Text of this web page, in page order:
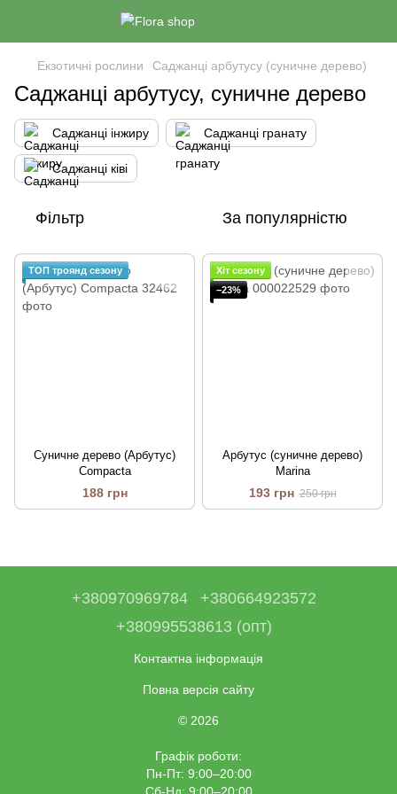
Екзотичні рослини Саджанці арбутусу (суничне дерево)
Саджанці арбутусу, суничне дерево
Саджанці інжиру Саджанці гранату
Саджанці ківі
Фільтр За популярністю
ТОП троянд сезону
Суничне дерево (Арбутус)
Compacta
188 грн
Хіт сезону
−23%
Арбутус (суничне дерево)
Marina
193 грн 250 грн
+380970969784
+380664923572
+380995538613 (опт)
Контактна інформація
Повна версія сайту
© 2026
Графік роботи:
Пн-Пт: 9:00–20:00